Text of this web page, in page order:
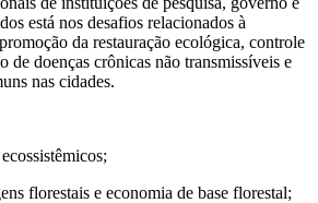
está nos desafios relacionados à
da restauração ecológica, controle
de doenças crônicas não transmissíveis e
nas cidades.
florestais e economia de base florestal;